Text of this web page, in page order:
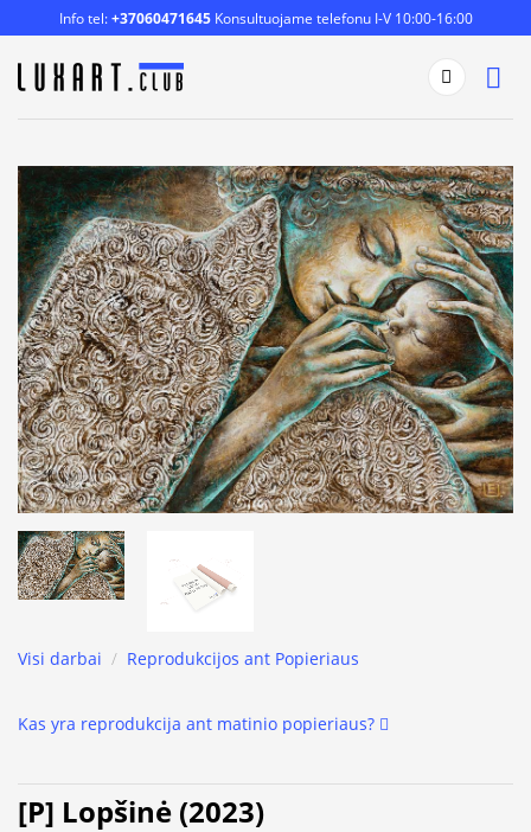
to
content
Info tel:+37060471645Konsultuojame telefonu I-V 10:00-16:00
Visi darbai / Reprodukcijos ant Popieriaus
Kas yra reprodukcija ant matinio popieriaus?
[P] Lopšinė (2023)